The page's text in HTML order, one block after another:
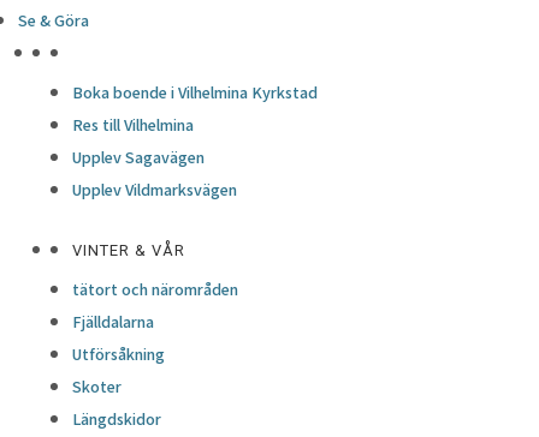
Se & Göra
Boka boende i Vilhelmina Kyrkstad
Res till Vilhelmina
Upplev Sagavägen
Upplev Vildmarksvägen
VINTER & VÅR
tätort och närområden
Fjälldalarna
Utförsåkning
Skoter
Längdskidor